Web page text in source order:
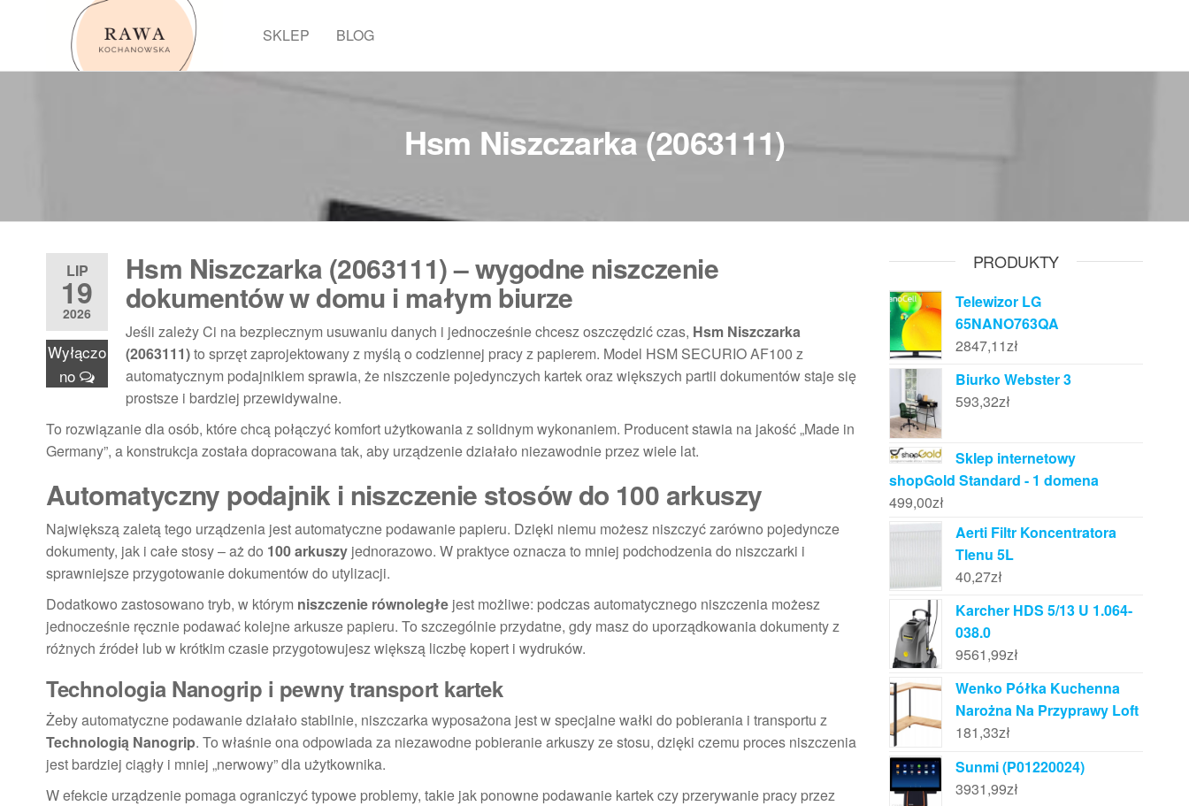
SKLEP BLOG
Hsm Niszczarka (2063111)
LIP
19
2026
Wyłączo
no
Hsm Niszczarka (2063111) – wygodne niszczenie
dokumentów w domu i małym biurze
Jeśli zależy Ci na bezpiecznym usuwaniu danych i jednocześnie chcesz oszczędzić czas, Hsm Niszczarka
(2063111)to sprzęt zaprojektowany z myślą o codziennej pracy z papierem. Model HSM SECURIO AF100 z
automatycznym podajnikiem sprawia, że niszczenie pojedynczych kartek oraz większych partii dokumentów staje się
prostsze i bardziej przewidywalne.
To rozwiązanie dla osób, które chcą połączyć komfort użytkowania z solidnym wykonaniem. Producent stawia na jakość „Made in
Germany”, a konstrukcja została dopracowana tak, aby urządzenie działało niezawodnie przez wiele lat.
Automatyczny podajnik i niszczenie stosów do 100 arkuszy
Największą zaletą tego urządzenia jest automatyczne podawanie papieru. Dzięki niemu możesz niszczyć zarówno pojedyncze
dokumenty, jak i całe stosy – aż do 100 arkuszy jednorazowo. W praktyce oznacza to mniej podchodzenia do niszczarki i
sprawniejsze przygotowanie dokumentów do utylizacji.
Dodatkowo zastosowano tryb, w którym niszczenie równoległe jest możliwe: podczas automatycznego niszczenia możesz
jednocześnie ręcznie podawać kolejne arkusze papieru. To szczególnie przydatne, gdy masz do uporządkowania dokumenty z
różnych źródeł lub w krótkim czasie przygotowujesz większą liczbę kopert i wydruków.
Technologia Nanogrip i pewny transport kartek
Żeby automatyczne podawanie działało stabilnie, niszczarka wyposażona jest w specjalne wałki do pobierania i transportu z
Technologią Nanogrip. To właśnie ona odpowiada za niezawodne pobieranie arkuszy ze stosu, dzięki czemu proces niszczenia
jest bardziej ciągły i mniej „nerwowy” dla użytkownika.
W efekcie urządzenie pomaga ograniczyć typowe problemy, takie jak ponowne podawanie kartek czy przerywanie pracy przez
PRODUKTY
Telewizor LG
65NANO763QA
2847,11zł
Biurko Webster 3
593,32zł
Sklep internetowy
shopGold Standard - 1 domena
499,00zł
Aerti Filtr Koncentratora
Tlenu 5L
40,27zł
Karcher HDS 5/13 U 1.064-
038.0
9561,99zł
Wenko Półka Kuchenna
Narożna Na Przyprawy Loft
181,33zł
Sunmi (P01220024)
3931,99zł